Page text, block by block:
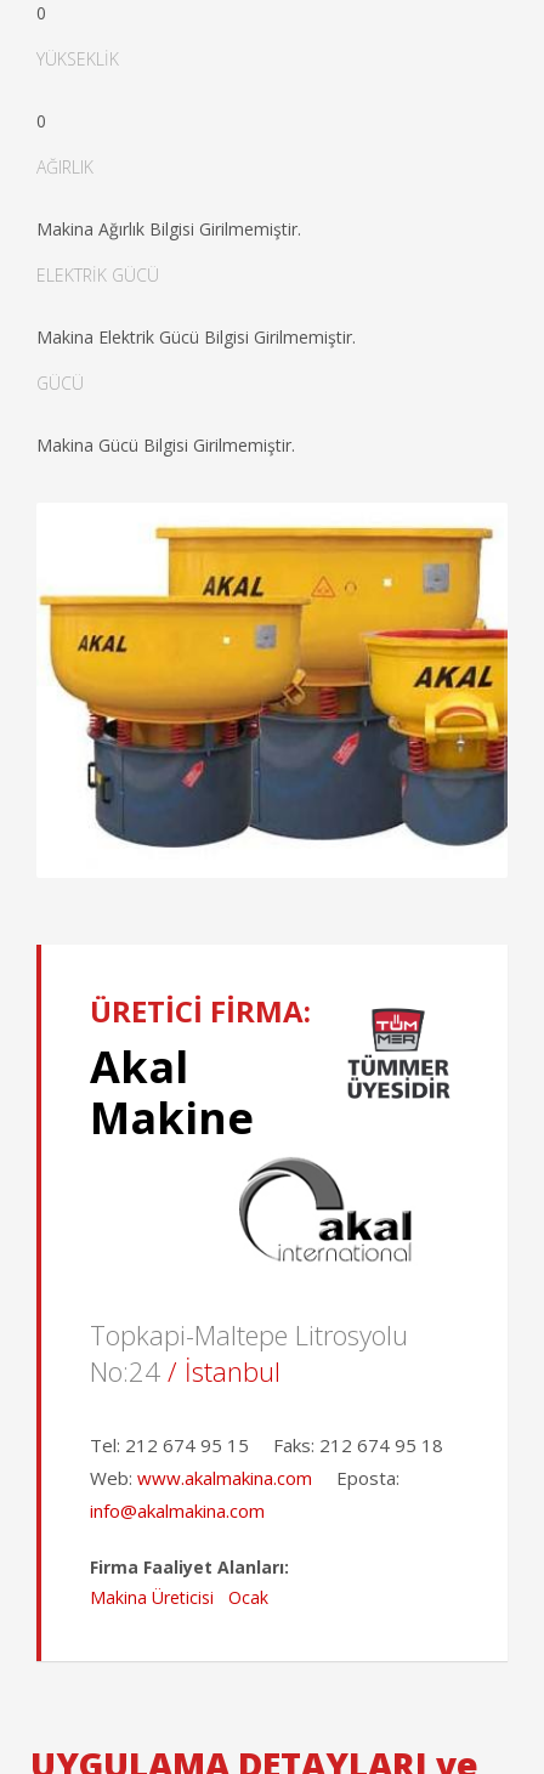
0
YÜKSEKLİK
0
AĞIRLIK
Makina Ağırlık Bilgisi Girilmemiştir.
ELEKTRİK GÜCÜ
Makina Elektrik Gücü Bilgisi Girilmemiştir.
GÜCÜ
Makina Gücü Bilgisi Girilmemiştir.
ÜRETİCİ FİRMA:
Akal
Makine
Topkapi-Maltepe Litrosyolu
No:24 / İstanbul
Tel: 212 674 95 15 Faks: 212 674 95 18
Web: www.akalmakina.com Eposta:
info@akalmakina.com
Firma Faaliyet Alanları:
Makina Üreticisi Ocak